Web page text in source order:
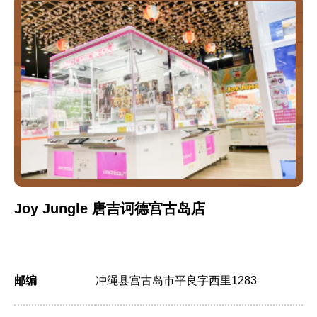
Joy Jungle 唐吉诃德宫古岛店
邮编 冲绳县宫古岛市平良字西里1283